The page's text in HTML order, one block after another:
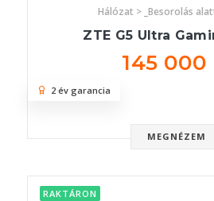
Hálózat > _Besorolás
ZTE G5 Ultra
145 000
MEGNÉZEM
2 év garancia
RAKTÁRON